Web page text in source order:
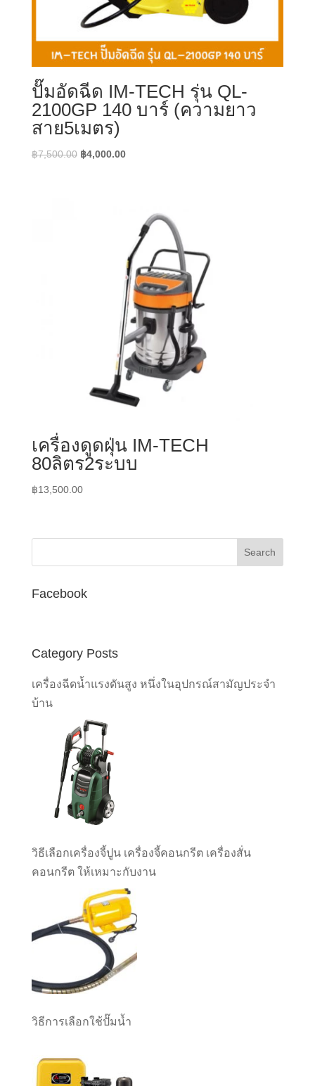
ปั๊มอัดฉีด IM-TECH รุ่น QL-
2100GP 140 บาร์ (ความยาว
สาย5เมตร)
฿7,500.00 Original
฿4,000.00Current
เครื่องดูดฝุ่น IM-TECH
80ลิตร2ระบบ
฿13,500.00
Facebook
Category Posts
เครื่องฉีดน้ำแรงดันสูง หนึ่งในอุปกรณ์สามัญประจำ
บ้าน
วิธีเลือกเครื่องจี้ปูน เครื่องจี้คอนกรีต เครื่องสั่น
คอนกรีต ให้เหมาะกับงาน
วิธีการเลือกใช้ปั๊มน้ำ